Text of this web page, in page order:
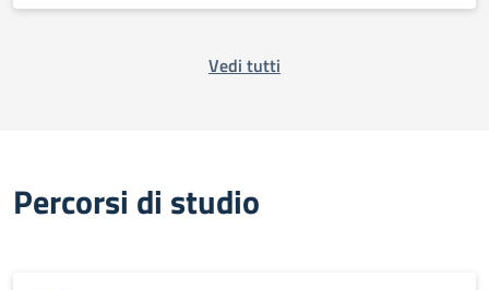
Vedi tutti
Percorsi di studio